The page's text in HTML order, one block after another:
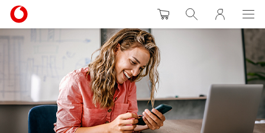
WarenkorbSuche MeinVodafone